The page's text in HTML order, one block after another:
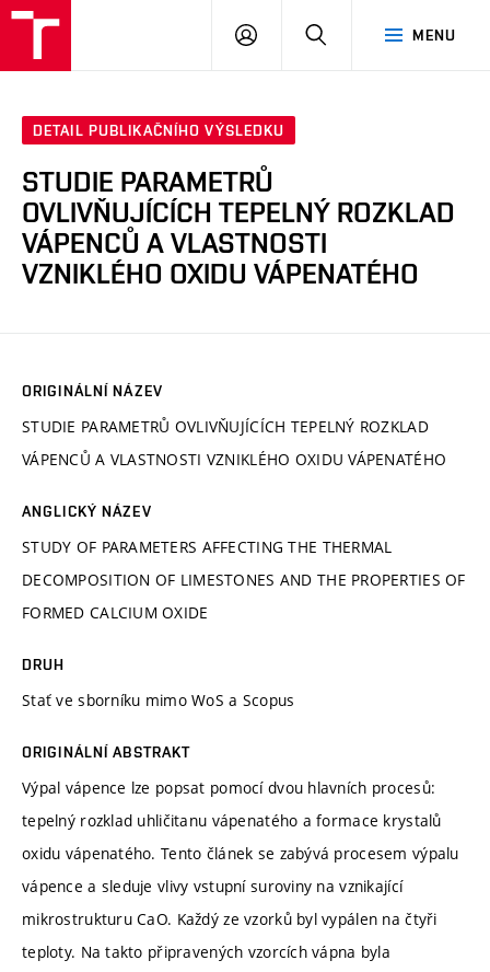
MENU
PŘIHLÁSIT
DETAIL PUBLIKAČNÍHO VÝSLEDKU
STUDIE PARAMETRŮ
OVLIVŇUJÍCÍCH TEPELNÝ ROZKLAD
VÁPENCŮ A VLASTNOSTI
VZNIKLÉHO OXIDU VÁPENATÉHO
ORIGINÁLNÍ NÁZEV
STUDIE PARAMETRŮ OVLIVŇUJÍCÍCH TEPELNÝ ROZKLAD
VÁPENCŮ A VLASTNOSTI VZNIKLÉHO OXIDU VÁPENATÉHO
ANGLICKÝ NÁZEV
STUDY OF PARAMETERS AFFECTING THE THERMAL
DECOMPOSITION OF LIMESTONES AND THE PROPERTIES OF
FORMED CALCIUM OXIDE
DRUH
Stať ve sborníku mimo WoS a Scopus
ORIGINÁLNÍ ABSTRAKT
Výpal vápence lze popsat pomocí dvou hlavních procesů:
tepelný rozklad uhličitanu vápenatého a formace krystalů
oxidu vápenatého. Tento článek se zabývá procesem výpalu
vápence a sleduje vlivy vstupní suroviny na vznikající
mikrostrukturu CaO. Každý ze vzorků byl vypálen na čtyři
teploty. Na takto připravených vzorcích vápna byla